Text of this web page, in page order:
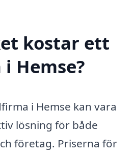
kostar ett
Hemse?
i Hemse kan vara
lösning för både
företag. Priserna för